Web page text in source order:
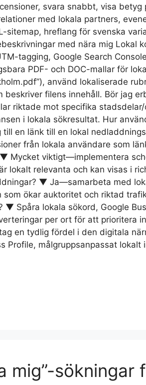
svara snabbt, visa
med lokala partners,
sitemap, hreflang för svenska
med nära mig Lokal
tagging, Google Search
PDF- och DOC-mallar för
använd lokaliserade
beskriver filens innehåll. Bör jag
riktade mot specifika
i lokala sökresultat. Hur
en länk till en lokal
från lokala användare som
Mycket viktigt—implementera
lokalt relevanta och kan visas i
▼ Ja—samarbeta med
ökar auktoritet och riktad
Spåra lokala sökord, Google
per ort för att prioritera
en tydlig fördel i den digitala
Profile, målgruppsanpassat
mig”-